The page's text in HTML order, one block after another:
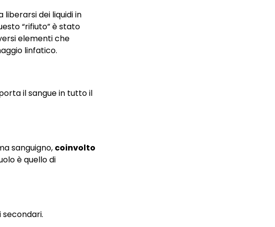
liberarsi dei liquidi in
“rifiuto” è stato
elementi che
linfatico.
il sangue in tutto il
sanguigno, coinvolto
è quello di
secondari.